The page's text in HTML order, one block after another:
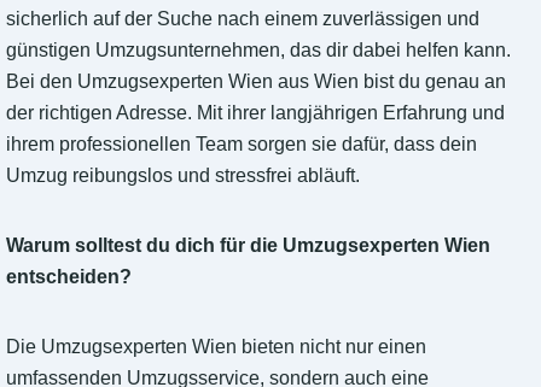
sicherlich auf der Suche nach einem zuverlässigen und
günstigen Umzugsunternehmen, das dir dabei helfen kann.
Bei den Umzugsexperten Wien aus Wien bist du genau an
der richtigen Adresse. Mit ihrer langjährigen Erfahrung und
ihrem professionellen Team sorgen sie dafür, dass dein
Umzug reibungslos und stressfrei abläuft.
Warum solltest du dich für die Umzugsexperten Wien
entscheiden?
Die Umzugsexperten Wien bieten nicht nur einen
umfassenden Umzugsservice, sondern auch eine